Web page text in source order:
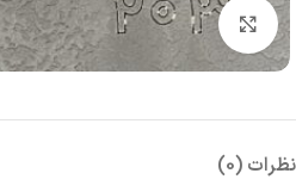
بزرگنمایی تصویر
نظرات (0)